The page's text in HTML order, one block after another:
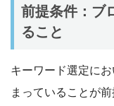
前提条件：ブ
ること
キーワード選定に
まっていることが前